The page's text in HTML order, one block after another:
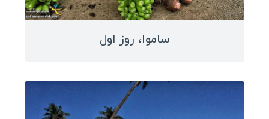
ویزا کانادا
ساموا، روز اول